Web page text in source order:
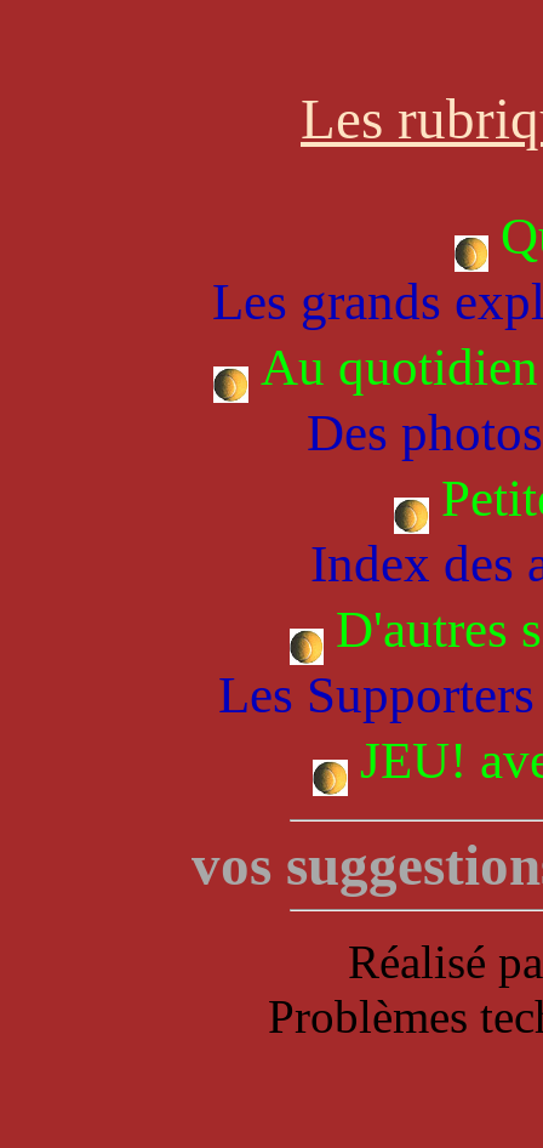
Les
Les grands
Au
Des
Index des
D'autres
Les
JEU!
vos
Réalisé
Problèmes